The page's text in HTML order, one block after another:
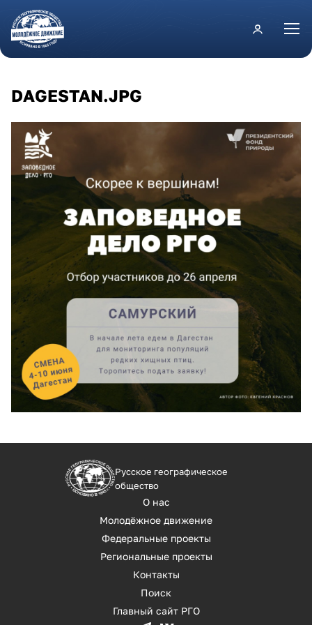
Перейти к основному содержанию
DAGESTAN.JPG
Русское географическое
общество
О нас
Молодёжное движение
Федеральные проекты
Региональные проекты
Контакты
Поиск
Главный сайт РГО